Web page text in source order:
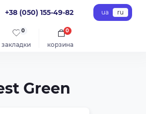
+38 (050) 155-49-82 ua ru
закладки
0
корзина
0
Green